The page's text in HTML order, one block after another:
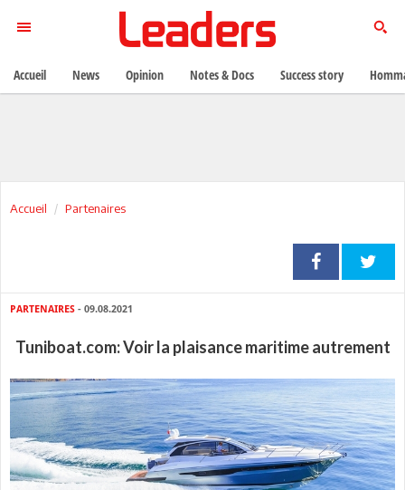
Accueil Partenaires
PARTENAIRES - 09.08.2021
Tuniboat.com: Voir la plaisance maritime autrement
Accueil News Opinion Notes & Docs Success story